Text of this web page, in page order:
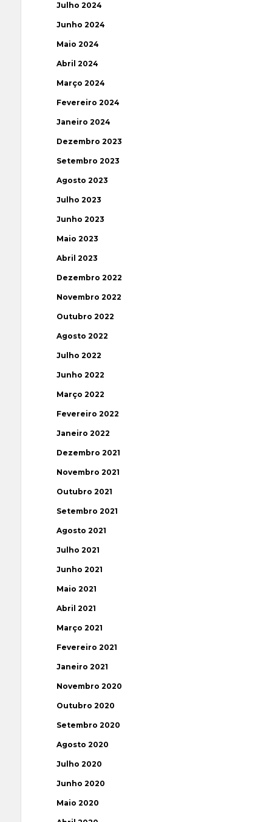
Julho 2024
Junho 2024
Maio 2024
Abril 2024
Março 2024
Fevereiro 2024
Janeiro 2024
Dezembro 2023
Setembro 2023
Agosto 2023
Julho 2023
Junho 2023
Maio 2023
Abril 2023
Dezembro 2022
Novembro 2022
Outubro 2022
Agosto 2022
Julho 2022
Junho 2022
Março 2022
Fevereiro 2022
Janeiro 2022
Dezembro 2021
Novembro 2021
Outubro 2021
Setembro 2021
Agosto 2021
Julho 2021
Junho 2021
Maio 2021
Abril 2021
Março 2021
Fevereiro 2021
Janeiro 2021
Novembro 2020
Outubro 2020
Setembro 2020
Agosto 2020
Julho 2020
Junho 2020
Maio 2020